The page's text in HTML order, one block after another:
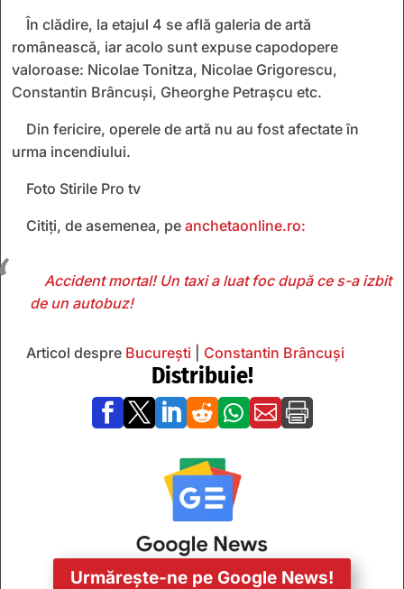
În clădire, la etajul 4 se află galeria de artă
românească, iar acolo sunt expuse capodopere
valoroase: Nicolae Tonitza, Nicolae Grigorescu,
Constantin Brâncuși, Gheorghe Petrașcu etc.
Din fericire, operele de artă nu au fost afectate în
urma incendiului.
Foto Stirile Pro tv
Citiți, de asemenea, pe anchetaonline.ro:
Accident mortal! Un taxi a luat foc după ce s-a izbit
de un autobuz!
Articol despre București Constantin Brâncuși
Distribuie!
      
Urmărește-ne pe Google News!